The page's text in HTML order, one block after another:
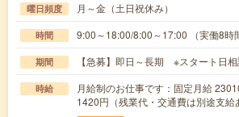
曜日頻度 月～金（土日祝休み）
時間 9:00～18:00/8:00～17:00 （実働8
期間 【急募】即日～長期 ※スタート日相
時給
月給制のお仕事です：固定月給
1420円（残業代・交通費は別途支給